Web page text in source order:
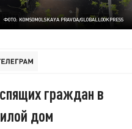
ФОТО: KOMSOMOLSKAYA PRAVDA/GLOBALLOOKPRESS
граждан в
дом